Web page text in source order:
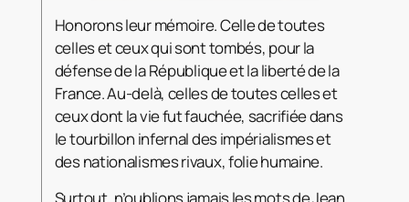
Honorons leur mémoire. Celle de toutes
celles et ceux qui sont tombés, pour la
défense de laRépublique et la liberté de la
France. Au-delà, celles de toutes celles et
ceux dont la vie fut fauchée, sacrifiée dans
le tourbillon infernal des impérialismes et
des nationalismes rivaux, folie humaine.